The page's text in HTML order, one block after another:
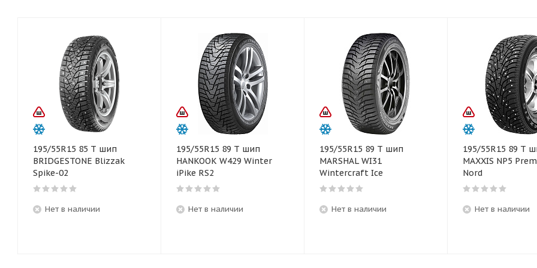
195/55R15 85 T шип
BRIDGESTONE Blizzak
Spike-02
Нет в наличии
195/55R15 89 T шип
HANKOOK W429 Winter
iPike RS2
Нет в наличии
195/55R15 89 T шип
MARSHAL WI31
Wintercraft Ice
Нет в наличии
195/55R15 89 T
MAXXIS NP5
Nord
Нет в наличии